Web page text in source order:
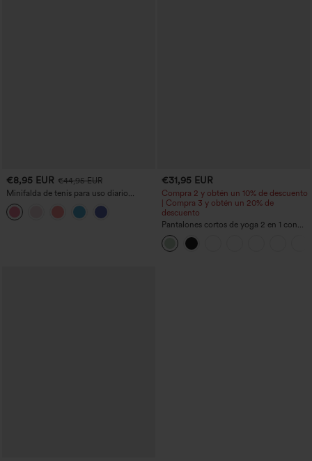
€8,95 EUR €44,95 EUR
Minifalda de tenis para uso diario
SoftlyZero™ Airy Crossover 2 en 1 con
bolsillo lateral InstantCool - Lucid
€31,95 EUR
Compra 2 y obtén un 10% de descuento
| Compra 3 y obtén un 20% de
descuento
Pantalones cortos de yoga 2 en 1 con
bolsillo trasero de talle muy alto y
bolsillo lateral oculto de 5&#39;&#39;
de longitud más larga